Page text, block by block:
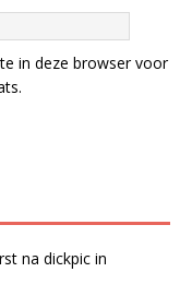
in deze browser voor
na dickpic in